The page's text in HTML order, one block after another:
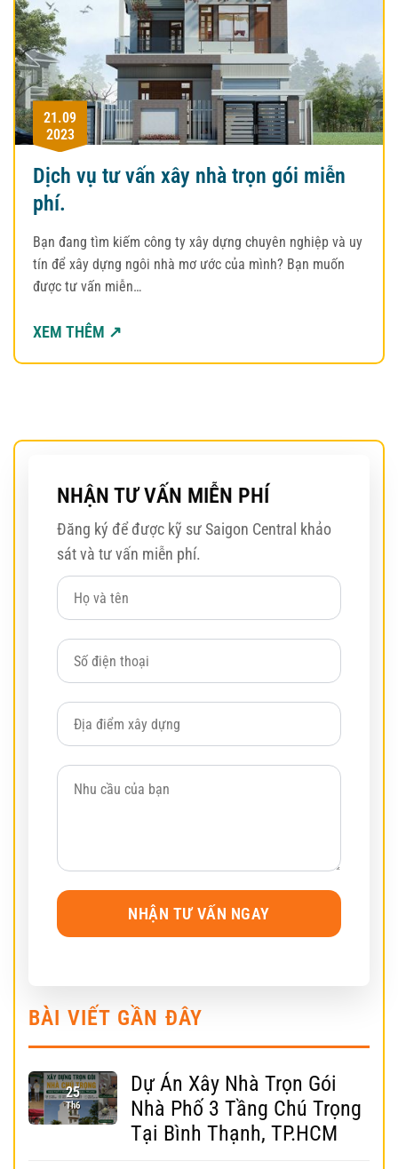
21.09
2023
Dịch vụ tư vấn xây nhà trọn gói miễn
phí.
Bạn đang tìm kiếm công ty xây dựng chuyên nghiệp và uy
tín để xây dựng ngôi nhà mơ ước của mình? Bạn muốn
được tư vấn miễn…
XEM THÊM ↗
NHẬN TƯ VẤN MIỄN PHÍ
Đăng ký để được kỹ sư Saigon Central khảo
sát và tư vấn miễn phí.
BÀI VIẾT GẦN ĐÂY
25
Th6
Dự Án Xây Nhà Trọn Gói
Nhà Phố 3 Tầng Chú Trọng
Tại Bình Thạnh, TP.HCM